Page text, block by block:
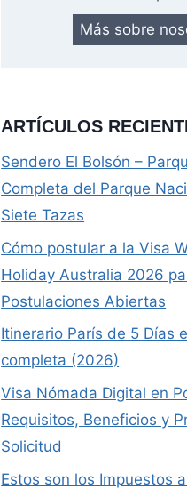
Más sobre
ARTÍCULOS
Sendero El Bolsón –
Completa del Parque
Siete Tazas
Cómo postular a la Visa
Holiday Australia 2026
Postulaciones Abiertas
Itinerario París de 5 Días
completa (2026)
Visa Nómada Digital en
Requisitos, Beneficios y
Solicitud
Estos son los Impuestos